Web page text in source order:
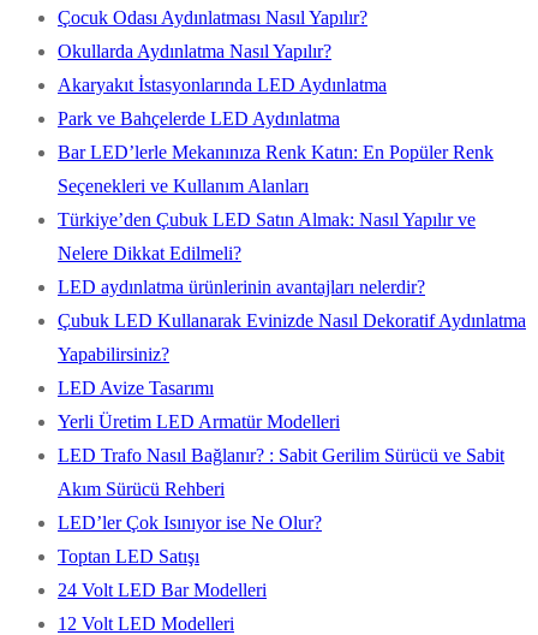
Çocuk Odası Aydınlatması Nasıl Yapılır?
Okullarda Aydınlatma Nasıl Yapılır?
Akaryakıt İstasyonlarında LED Aydınlatma
Park ve Bahçelerde LED Aydınlatma
Bar LED’lerle Mekanınıza Renk Katın: En Popüler Renk
Seçenekleri ve Kullanım Alanları
Türkiye’den Çubuk LED Satın Almak: Nasıl Yapılır ve
Nelere Dikkat Edilmeli?
LED aydınlatma ürünlerinin avantajları nelerdir?
Çubuk LED Kullanarak Evinizde Nasıl Dekoratif Aydınlatma
Yapabilirsiniz?
LED Avize Tasarımı
Yerli Üretim LED Armatür Modelleri
LED Trafo Nasıl Bağlanır? : Sabit Gerilim Sürücü ve Sabit
Akım Sürücü Rehberi
LED’ler Çok Isınıyor ise Ne Olur?
Toptan LED Satışı
24 Volt LED Bar Modelleri
12 Volt LED Modelleri